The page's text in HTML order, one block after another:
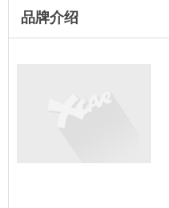
品牌介绍